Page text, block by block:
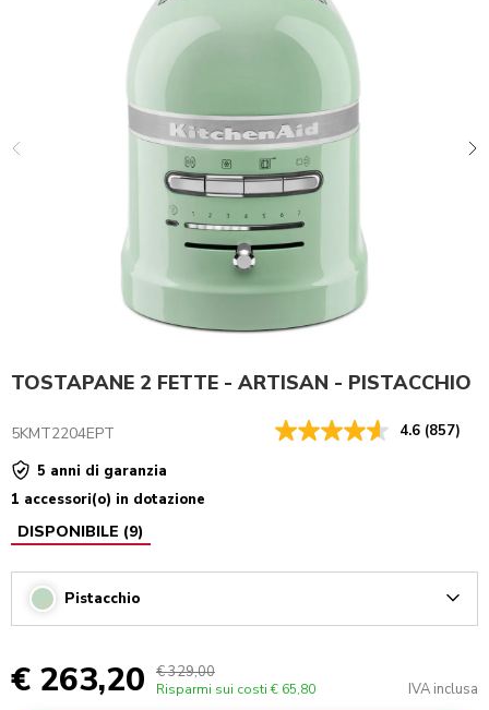
TOSTAPANE 2 FETTE - ARTISAN - PISTACCHIO
5KMT2204EPT 4.6 (857)
5 anni di garanzia
1 accessori(o) in dotazione
DISPONIBILE (9)
Pistacchio
€ 263,20 € 329,00
Risparmi sui costi € 65,80 IVA inclusa